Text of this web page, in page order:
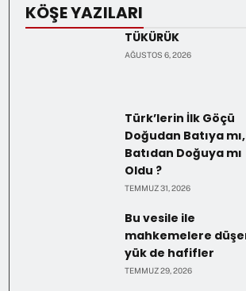
KÖŞE YAZILARI
TÜKÜRÜK
AĞUSTOS 6, 2026
Türk’lerin İlk Göçü
Doğudan Batıya mı,
Batıdan Doğuya mı
Oldu ?
TEMMUZ 31, 2026
Bu vesile ile
mahkemelere
yük de hafifler
TEMMUZ 29, 2026